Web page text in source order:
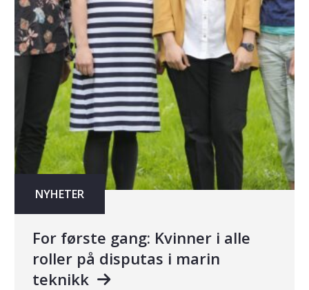
NYHETER
For første gang: Kvinner i alle
roller på disputas i marin
teknikk